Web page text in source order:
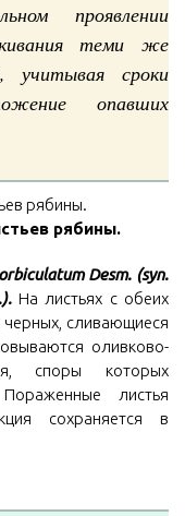
проявлении
теми же
учитывая сроки
опавших
рябины.
Desm. (syn.
На листьях с обеих
сливающиеся
оливково-
споры которых
листья
сохраняется в